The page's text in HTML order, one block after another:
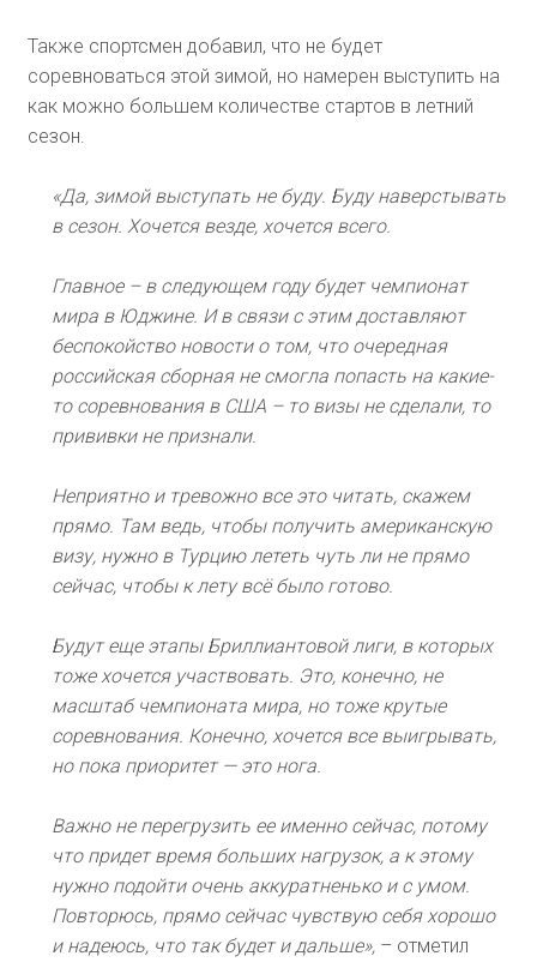
Также спортсмен добавил, что не будет
соревноваться этой зимой, но намерен выступить на
как можно большем количестве стартов в летний
сезон.
«Да, зимой выступать не буду. Буду наверстывать
в сезон. Хочется везде, хочется всего.
Главное – в следующем году будет чемпионат
мира в Юджине. И в связи с этим доставляют
беспокойство новости о том, что очередная
российская сборная не смогла попасть на какие-
то соревнования в США – то визы не сделали, то
прививки не признали.
Неприятно и тревожно все это читать, скажем
прямо. Там ведь, чтобы получить американскую
визу, нужно в Турцию лететь чуть ли не прямо
сейчас, чтобы к лету всё было готово.
Будут еще этапы Бриллиантовой лиги, в которых
тоже хочется участвовать. Это, конечно, не
масштаб чемпионата мира, но тоже крутые
соревнования. Конечно, хочется все выигрывать,
но пока приоритет — это нога.
Важно не перегрузить ее именно сейчас, потому
что придет время больших нагрузок, а к этому
нужно подойти очень аккуратненько и с умом.
Повторюсь, прямо сейчас чувствую себя хорошо
и надеюсь, что так будет и дальше», – отметил